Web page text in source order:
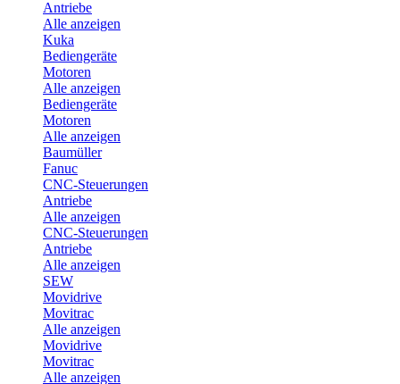
Antriebe
Alle anzeigen
Kuka
Bediengeräte
Motoren
Alle anzeigen
Bediengeräte
Motoren
Alle anzeigen
Baumüller
Fanuc
CNC-Steuerungen
Antriebe
Alle anzeigen
CNC-Steuerungen
Antriebe
Alle anzeigen
SEW
Movidrive
Movitrac
Alle anzeigen
Movidrive
Movitrac
Alle anzeigen